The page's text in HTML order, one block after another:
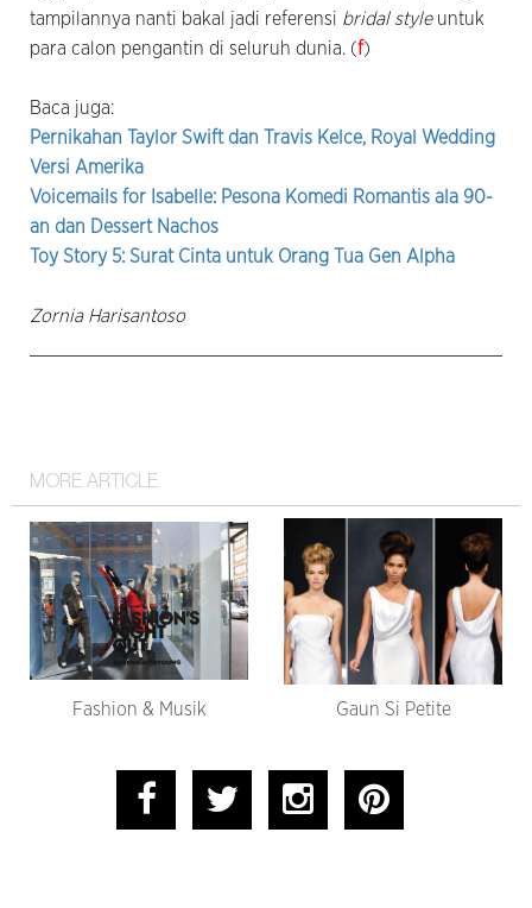
tampilannya nanti bakal jadi referensi bridal styleuntuk
para calon pengantin di seluruh dunia. (f)
Baca juga:
Pernikahan Taylor Swift dan Travis Kelce, Royal Wedding
Versi Amerika
Voicemails for Isabelle: Pesona Komedi Romantis ala 90-
an dan Dessert Nachos
Toy Story 5: Surat Cinta untuk Orang Tua Gen Alpha
Zornia Harisantoso
MORE ARTICLE
Fashion & Musik Gaun Si Petite